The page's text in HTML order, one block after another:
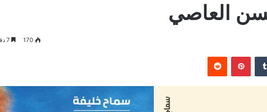
العاصي
170
بينتيريست